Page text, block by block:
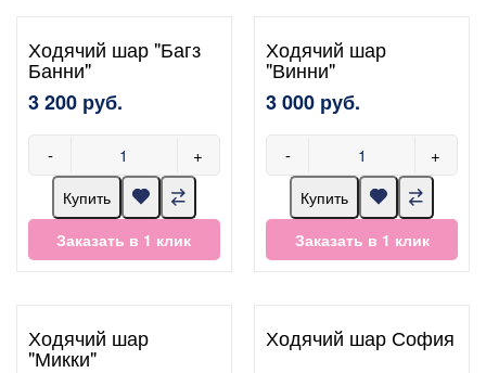
Ходячий шар "Багз
Банни"
3 200 руб.
- +
Купить
Заказать в 1 клик
Ходячий шар
"Винни"
3 000 руб.
- +
Купить
Заказать в 1 клик
Ходячий шар
"Микки"
Ходячий шар София